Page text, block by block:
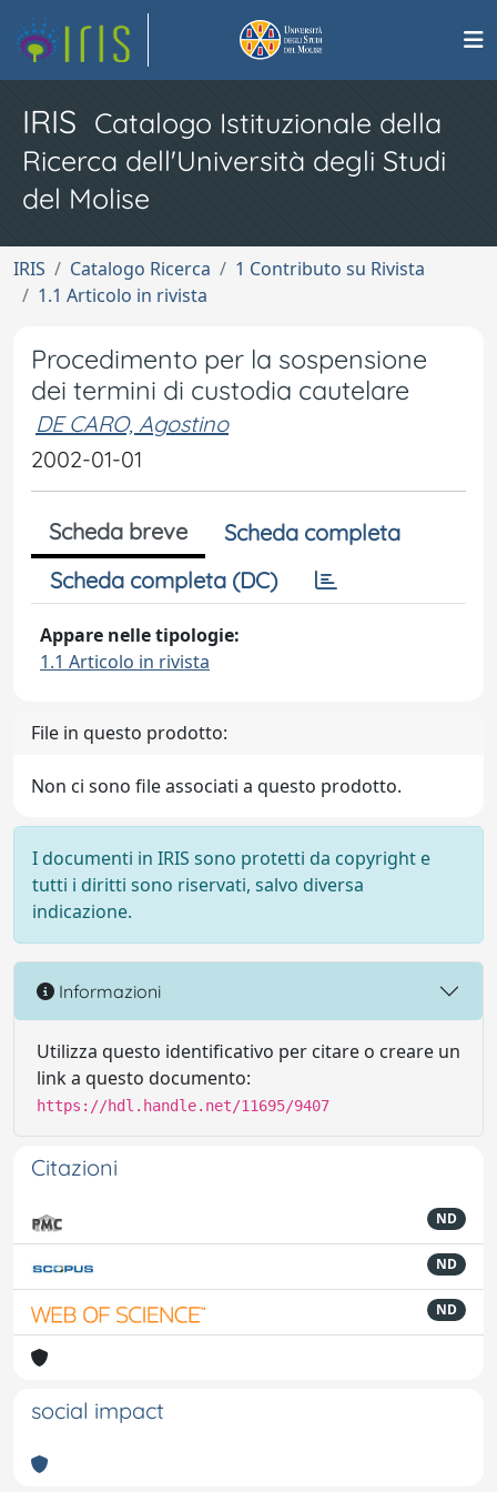
IRIS Catalogo Istituzionale della
Ricerca dell'Università degli Studi
del Molise
IRIS Catalogo Ricerca
1 Contributo su Rivista
1.1 Articolo in rivista
Procedimento per la sospensione
dei termini di custodia cautelare
DE CARO, Agostino
2002-01-01
Scheda breve
Scheda completa
Scheda completa (DC)
Appare nelle tipologie:
1.1 Articolo in rivista
File in questo prodotto:
Non ci sono file associati a questo prodotto.
I documenti in IRIS sono protetti da copyright e
tutti i diritti sono riservati, salvo diversa
indicazione.
Informazioni
Utilizza questo identificativo per citare o creare un
link a questo documento:
https://hdl.handle.net/11695/9407
Citazioni
ND
ND
ND
social impact